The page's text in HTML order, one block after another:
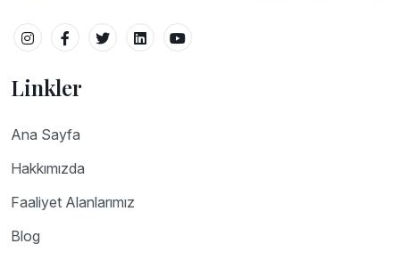
Linkler
Ana Sayfa
Hakkımızda
Faaliyet Alanlarımız
Blog